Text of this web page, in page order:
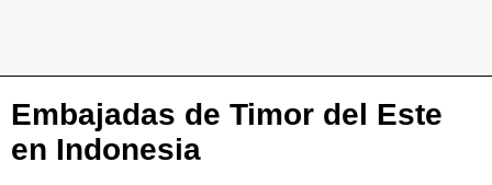
Embajadas de Timor del Este
en Indonesia